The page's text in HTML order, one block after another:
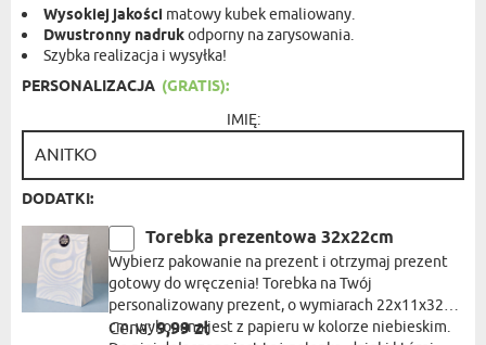
Wysokiej jakości matowy kubek emaliowany.
Dwustronny nadrukodporny na zarysowania.
Szybka realizacja i wysyłka!
PERSONALIZACJA (GRATIS):
IMIĘ:
DODATKI:
Torebka prezentowa 32x22cm
Wybierz pakowanie na prezent i otrzymaj prezent
gotowy do wręczenia! Torebka na Twój
personalizowany prezent, o wymiarach 22x11x32
cm, wykonana jest z papieru w kolorze niebieskim.
Cena:9,99 zł